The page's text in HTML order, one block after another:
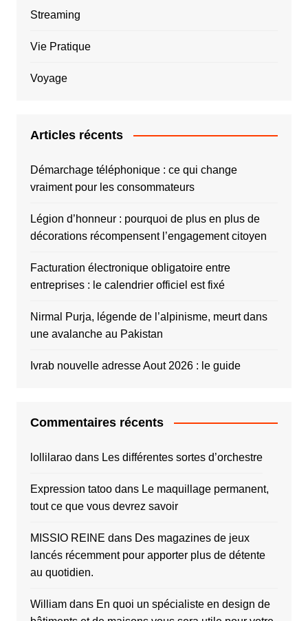
Streaming
Vie Pratique
Voyage
Articles récents
Démarchage téléphonique : ce qui change
vraiment pour les consommateurs
Légion d’honneur : pourquoi de plus en plus de
décorations récompensent l’engagement citoyen
Facturation électronique obligatoire entre
entreprises : le calendrier officiel est fixé
Nirmal Purja, légende de l’alpinisme, meurt dans
une avalanche au Pakistan
Ivrab nouvelle adresse Aout 2026 : le guide
Commentaires récents
lollilaraodans Les différentes sortes d’orchestre
Expression tatoodans Le maquillage permanent,
tout ce que vous devrez savoir
MISSIO REINE dans Des magazines de jeux
lancés récemment pour apporter plus de détente
au quotidien.
Williamdans En quoi un spécialiste en design de